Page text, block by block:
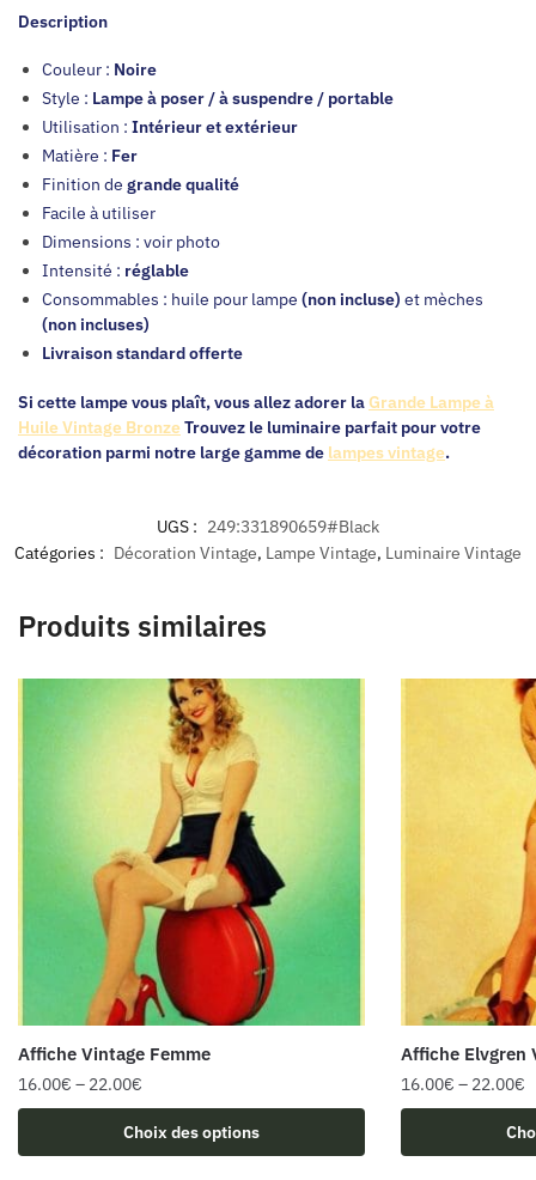
Description
Couleur : Noire
Style : Lampe à poser / à suspendre / portable
Utilisation : Intérieur et extérieur
Matière : Fer
Finition de grande qualité
Facile à utiliser
Dimensions : voir photo
Intensité : réglable
Consommables : huile pour lampe (non incluse) et mèches
(non incluses)
Livraison standard offerte
Si cette lampe vous plaît, vous allez adorer la Grande Lampe à
Huile Vintage BronzeTrouvez le luminaire parfait pour votre
décoration parmi notre large gamme de lampes vintage.
UGS : 249:331890659#Black
Catégories : Décoration Vintage, Lampe Vintage, Luminaire Vintage
Produits similaires
Affiche Vintage Femme
16.00€ – 22.00€
Choix des options
produit
Affiche Elvgren
16.00€ – 22.00€
produit